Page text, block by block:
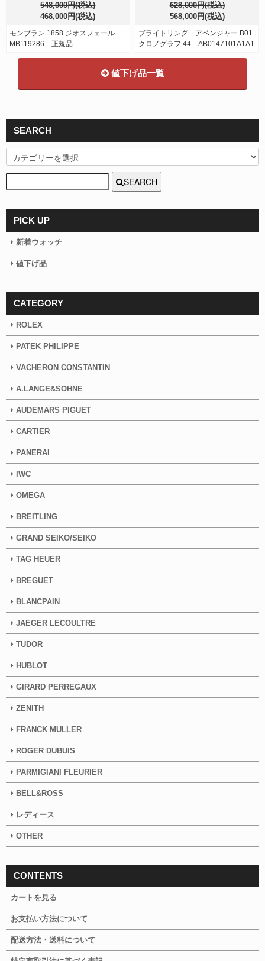
548,000円(税込)
468,000円(税込)
モンブラン 1858 ジオスフェール
MB119286 正規品
628,000円(税込)
568,000円(税込)
ブライトリング アベンジャー B01
クロノグラフ 44 AB0147101A1A1
値下げ品一覧
SEARCH
SEARCH
PICK UP
新着ウォッチ
値下げ品
CATEGORY
ROLEX
PATEK PHILIPPE
VACHERON CONSTANTIN
A.LANGE&SOHNE
AUDEMARS PIGUET
CARTIER
PANERAI
IWC
OMEGA
BREITLING
GRAND SEIKO/SEIKO
TAG HEUER
BREGUET
BLANCPAIN
JAEGER LECOULTRE
TUDOR
HUBLOT
GIRARD PERREGAUX
ZENITH
FRANCK MULLER
ROGER DUBUIS
PARMIGIANI FLEURIER
BELL&ROSS
レディース
OTHER
CONTENTS
カートを見る
お支払い方法について
配送方法・送料について